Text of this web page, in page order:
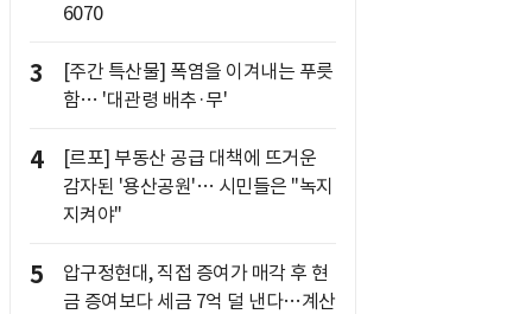
6070
3
[주간 특산물] 폭염을 이겨내는 푸릇
함… '대관령 배추·무'
4
[르포] 부동산 공급 대책에 뜨거운
감자된 '용산공원'… 시민들은 "녹지
지켜야"
5
압구정현대, 직접 증여가 매각 후 현
금 증여보다 세금 7억 덜 낸다…계산